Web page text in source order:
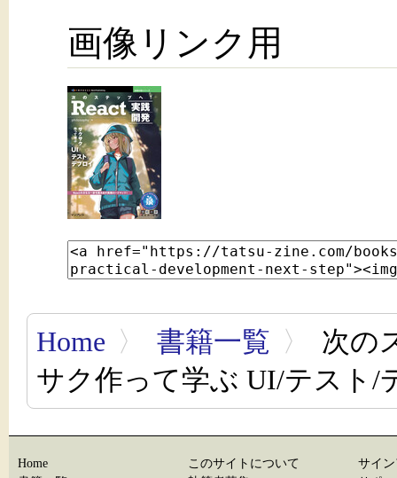
画像リンク用
Home 〉 書籍一覧 〉
次の
サク作って学ぶ UI/テスト/
Home
このサイトについて
サイ